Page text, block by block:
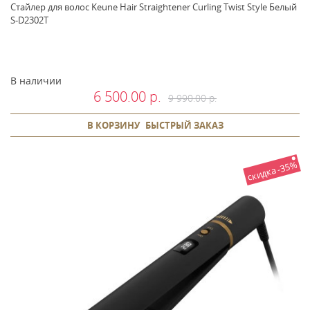
Стайлер для волос Keune Hair Straightener Curling Twist Style Белый
S-D2302T
В наличии
6 500.00 р. 9 990.00 р.
В КОРЗИНУ БЫСТРЫЙ ЗАКАЗ
скидка -35%